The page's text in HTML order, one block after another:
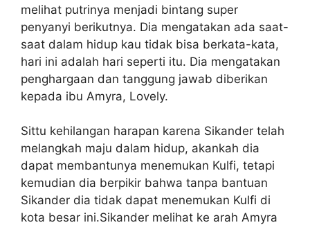
melihat putrinya menjadi bintang super
penyanyi berikutnya. Dia mengatakan ada saat-
saat dalam hidup kau tidak bisa berkata-kata,
hari ini adalah hari seperti itu. Dia mengatakan
penghargaan dan tanggung jawab diberikan
kepada ibu Amyra, Lovely.
Sittu kehilangan harapan karena Sikander telah
melangkah maju dalam hidup, akankah dia
dapat membantunya menemukan Kulfi, tetapi
kemudian dia berpikir bahwa tanpa bantuan
Sikander dia tidak dapat menemukan Kulfi di
kota besar ini.Sikander melihat ke arah Amyra